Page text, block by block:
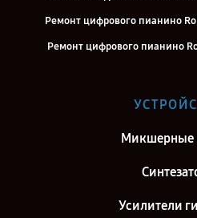
Ремонт цифрового пианино
Ремонт цифрового пианино
Ремонт цифрового пианино
Ремонт цифрового пианино Roland
Микшерные
Усилители